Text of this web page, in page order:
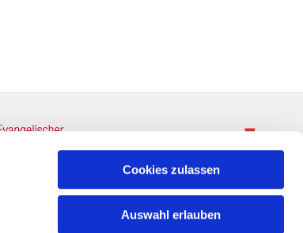
Cookies zulassen
Auswahl erlauben